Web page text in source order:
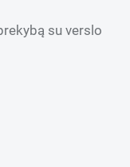
su verslo